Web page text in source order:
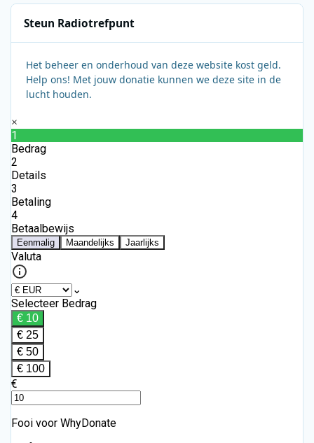
Steun Radiotrefpunt
Het beheer en onderhoud van deze website kost geld.
Help ons! Met jouw donatie kunnen we deze site in de
lucht houden.